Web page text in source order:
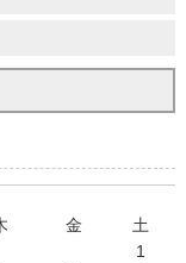
金
土
1